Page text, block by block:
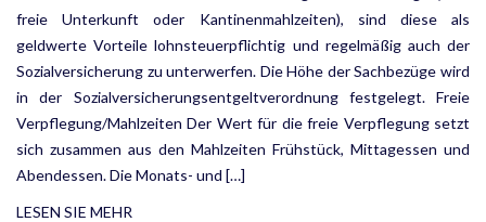
freie Unterkunft oder Kantinenmahlzeiten), sind diese als
geldwerte Vorteile lohnsteuerpflichtig und regelmäßig auch der
Sozialversicherung zu unter­werfen. Die Höhe der Sachbezüge wird
in der Sozialversicherungsentgeltverordnung festgelegt. Freie
Verpflegung/Mahlzeiten Der Wert für die freie Verpflegung setzt
sich zusammen aus den Mahlzeiten Frühstück, Mittagessen und
Abendessen. Die Monats- und […]
LESEN SIE MEHR